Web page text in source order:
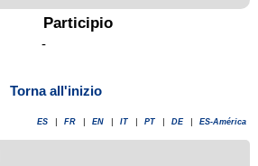
Participio
-
Torna all'inizio
ES FR EN IT PT DE ES-América